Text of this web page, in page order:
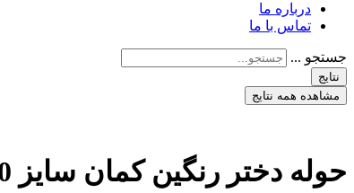
درباره ما
تماس با ما
جستجو ...
نتایج
مشاهده همه نتایج
حوله دختر رنگین کمان سایز 80